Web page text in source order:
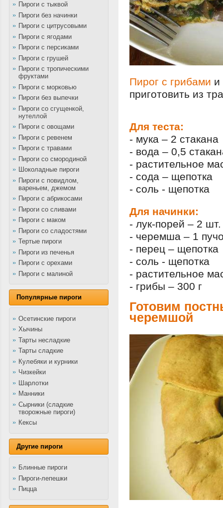
Пироги с тыквой
Пироги без начинки
Пироги с цитрусовыми
Пироги с ягодами
Пироги с персиками
Пироги с грушей
Пироги с тропическими
фруктами
Пироги с морковью
Пироги без выпечки
Пироги со сгущенкой,
нутеллой
Пироги с овощами
Пироги с ревенем
Пироги с травами
Пироги со смородиной
Шоколадные пироги
Пироги с повидлом,
вареньем, джемом
Пироги с абрикосами
Пироги со сливами
Пироги с маком
Пироги со сладостями
Тертые пироги
Пироги из печенья
Пироги с орехами
Пироги с малиной
Популярные пироги
Осетинские пироги
Хычины
Тарты несладкие
Тарты сладкие
Кулебяки и курники
Чизкейки
Шарлотки
Манники
Сырники (сладкие
творожные пироги)
Кексы
Другие пироги
Блинные пироги
Пироги-лепешки
Пицца
Пирог с грибами и
приготовить из
Для теста:
- мука – 2 стакана
- вода – 0,5
- растительное
- сода – щепотка
- соль - щепотка
Для начинки:
- лук-порей – 2 шт.
- черемша – 1
- перец – щепотка
- соль - щепотка
- растительное
- грибы – 300 г
Готовим
черемшой